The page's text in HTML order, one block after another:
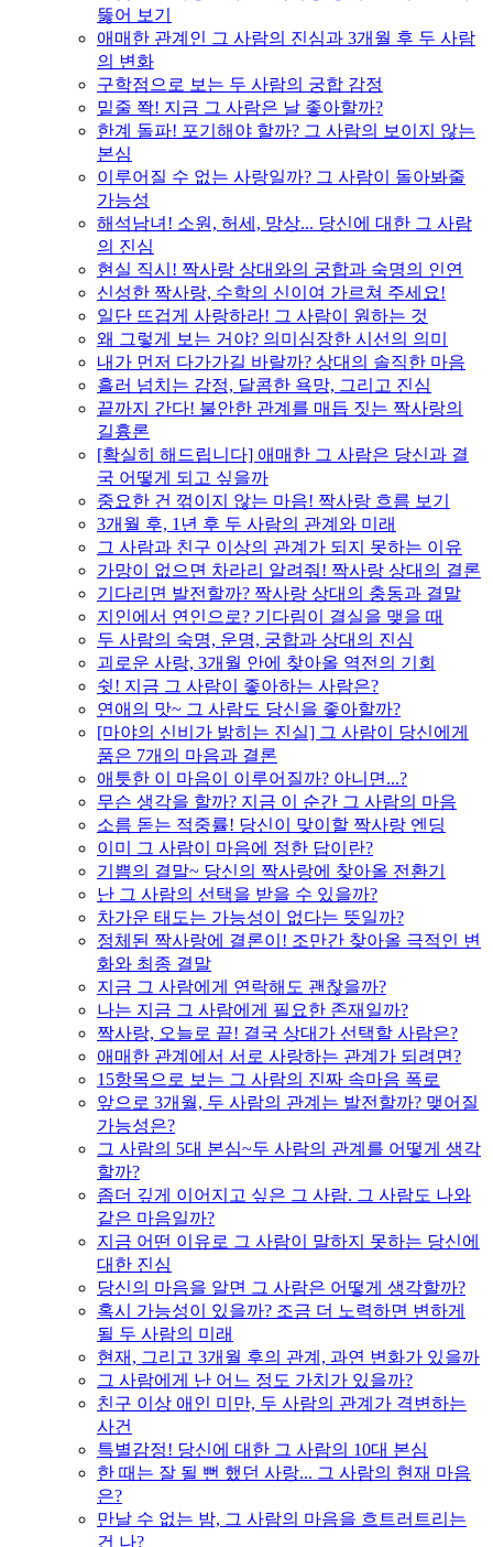
뚫어 보기
애매한 관계인 그 사람의 진심과 3개월 후 두 사람
의 변화
구학점으로 보는 두 사람의 궁합 감정
밑줄 쫙! 지금 그 사람은 날 좋아할까?
한계 돌파! 포기해야 할까? 그 사람의 보이지 않는
본심
이루어질 수 없는 사랑일까? 그 사람이 돌아봐줄
가능성
해석남녀! 소원, 허세, 망상... 당신에 대한 그 사람
의 진심
현실 직시! 짝사랑 상대와의 궁합과 숙명의 인연
신성한 짝사랑, 수학의 신이여 가르쳐 주세요!
일단 뜨겁게 사랑하라! 그 사람이 원하는 것
왜 그렇게 보는 거야? 의미심장한 시선의 의미
내가 먼저 다가가길 바랄까? 상대의 솔직한 마음
흘러 넘치는 감정, 달콤한 욕망, 그리고 진심
끝까지 간다! 불안한 관계를 매듭 짓는 짝사랑의
길흉론
[확실히 해드립니다] 애매한 그 사람은 당신과 결
국 어떻게 되고 싶을까
중요한 건 꺾이지 않는 마음! 짝사랑 흐름 보기
3개월 후, 1년 후 두 사람의 관계와 미래
그 사람과 친구 이상의 관계가 되지 못하는 이유
가망이 없으면 차라리 알려줘! 짝사랑 상대의 결론
기다리면 발전할까? 짝사랑 상대의 충동과 결말
지인에서 연인으로? 기다림이 결실을 맺을 때
두 사람의 숙명, 운명, 궁합과 상대의 진심
괴로운 사랑, 3개월 안에 찾아올 역전의 기회
쉿! 지금 그 사람이 좋아하는 사람은?
연애의 맛~ 그 사람도 당신을 좋아할까?
[마야의 신비가 밝히는 진실] 그 사람이 당신에게
품은 7개의 마음과 결론
애틋한 이 마음이 이루어질까? 아니면...?
무슨 생각을 할까? 지금 이 순간 그 사람의 마음
소름 돋는 적중률! 당신이 맞이할 짝사랑 엔딩
이미 그 사람이 마음에 정한 답이란?
기쁨의 결말~ 당신의 짝사랑에 찾아올 전환기
난 그 사람의 선택을 받을 수 있을까?
차가운 태도는 가능성이 없다는 뜻일까?
정체된 짝사랑에 결론이! 조만간 찾아올 극적인 변
화와 최종 결말
지금 그 사람에게 연락해도 괜찮을까?
나는 지금 그 사람에게 필요한 존재일까?
짝사랑, 오늘로 끝! 결국 상대가 선택할 사람은?
애매한 관계에서 서로 사랑하는 관계가 되려면?
15항목으로 보는 그 사람의 진짜 속마음 폭로
앞으로 3개월, 두 사람의 관계는 발전할까? 맺어질
가능성은?
그 사람의 5대 본심~두 사람의 관계를 어떻게 생각
할까?
좀더 깊게 이어지고 싶은 그 사람. 그 사람도 나와
같은 마음일까?
지금 어떤 이유로 그 사람이 말하지 못하는 당신에
대한 진심
당신의 마음을 알면 그 사람은 어떻게 생각할까?
혹시 가능성이 있을까? 조금 더 노력하면 변하게
될 두 사람의 미래
현재, 그리고 3개월 후의 관계, 과연 변화가 있을까
그 사람에게 난 어느 정도 가치가 있을까?
친구 이상 애인 미만, 두 사람의 관계가 격변하는
사건
특별감정! 당신에 대한 그 사람의 10대 본심
한 때는 잘 될 뻔 했던 사랑... 그 사람의 현재 마음
은?
만날 수 없는 밤, 그 사람의 마음을 흐트러트리는
건 나?